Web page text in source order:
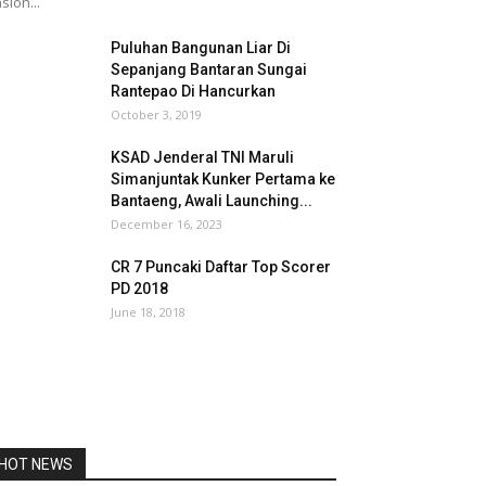
Puluhan Bangunan Liar Di
Sepanjang Bantaran Sungai
Rantepao Di Hancurkan
October 3, 2019
KSAD Jenderal TNI Maruli
Simanjuntak Kunker Pertama ke
Bantaeng, Awali Launching...
December 16, 2023
CR 7 Puncaki Daftar Top Scorer
PD 2018
June 18, 2018
NEWS